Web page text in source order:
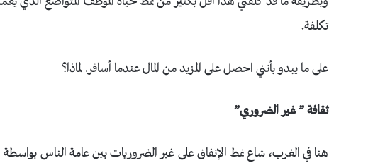
تكلفة.
على ما يبدو بأنني احصل على المزيد من المال عندما أسافر. لماذا؟
ثقافة ” غير الضروري”
هنا في الغرب، شاع نمط الإنفاق على غير الضروريات بين عامة الناس